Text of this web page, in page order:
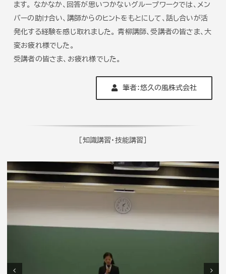
ます。 なかなか、回答が思いつかないグループワークでは、メン
バーの助け合い、講師からのヒントをもとにして、話し合いが活
発化する経験を感じ取れました。 青柳講師、受講者の皆さま、大
変お疲れ様でした。
受講者の皆さま、お疲れ様でした。
筆者：悠久の風株式会社
[知識講習・技能講習]